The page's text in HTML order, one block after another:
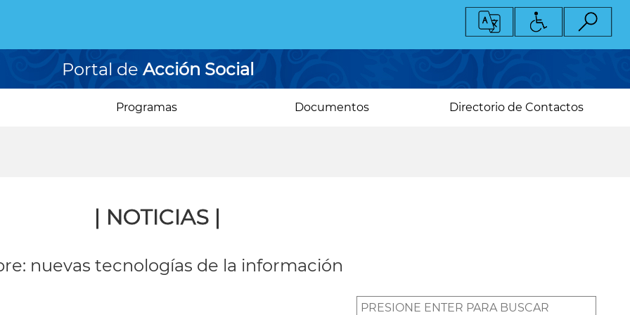
Portal de Acción Social
Programas Documentos Directorio de Contactos
| NOTICIAS |
nuevas tecnologías de la información